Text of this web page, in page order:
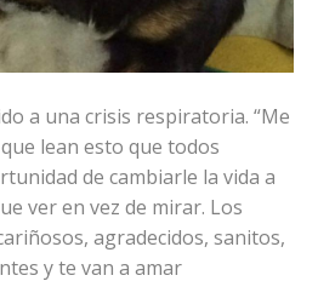
a una crisis respiratoria. “Me
lean esto que todos
de cambiarle la vida a
ver en vez de mirar. Los
agradecidos, sanitos,
y te van a amar